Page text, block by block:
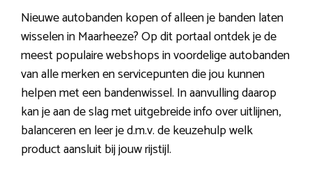
Nieuwe autobanden kopen of alleen je banden laten
wisselen in Maarheeze? Op dit portaal ontdek je de
meest populaire webshops in voordelige autobanden
van alle merken en servicepunten die jou kunnen
helpen met een bandenwissel. In aanvulling daarop
kan je aan de slag met uitgebreide info over uitlijnen,
balanceren en leer je d.m.v. de keuzehulp welk
product aansluit bij jouw rijstijl.